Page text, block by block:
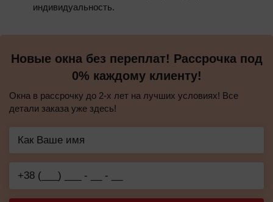
индивидуальность.
Новые окна без переплат! Рассрочка под
0% каждому клиенту!
Окна в рассрочку до 2-х лет на лучших условиях! Все
детали заказа уже здесь!